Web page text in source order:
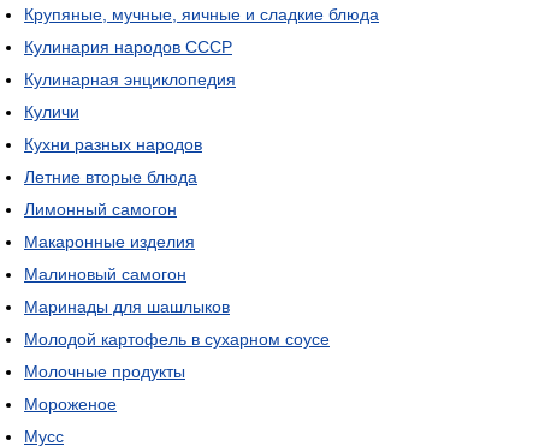
Крупяные, мучные, яичные и сладкие блюда
Кулинария народов СССР
Кулинарная энциклопедия
Куличи
Кухни разных народов
Летние вторые блюда
Лимонный самогон
Макаронные изделия
Малиновый самогон
Маринады для шашлыков
Молодой картофель в сухарном соусе
Молочные продукты
Мороженое
Мусс